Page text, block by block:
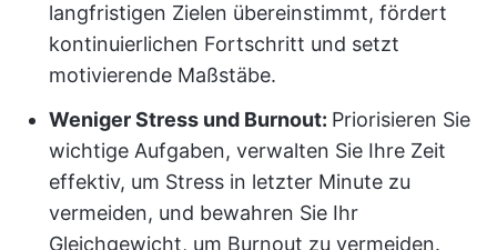
langfristigen Zielen übereinstimmt, fördert
kontinuierlichen Fortschritt und setzt
motivierende Maßstäbe.
Weniger Stress und Burnout: Priorisieren Sie
wichtige Aufgaben, verwalten Sie Ihre Zeit
effektiv, um Stress in letzter Minute zu
vermeiden, und bewahren Sie Ihr
Gleichgewicht, um Burnout zu vermeiden.